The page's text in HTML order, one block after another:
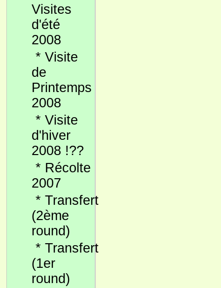
Visites
d'été
2008
* Visite
de
Printemps
2008
* Visite
d'hiver
2008 !??
* Récolte
2007
* Transfert
(2ème
round)
* Transfert
(1er
round)